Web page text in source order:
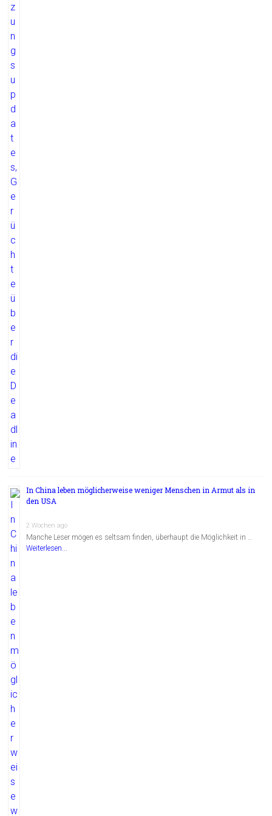
In China leben möglicherweise weniger Menschen in Armut als in
den USA
2 Wochen ago
Manche Leser mögen es seltsam finden, überhaupt die Möglichkeit in …
Weiterlesen...